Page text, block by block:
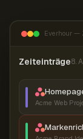
Everhour —
Zeiteinträge8.
Acme Web